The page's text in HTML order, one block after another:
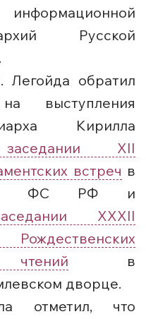
Русской
Легойда обратил
выступления
Кирилла
XII
встреч в
ФС РФ и
XXXII
чтений в
дворце.
отметил, что